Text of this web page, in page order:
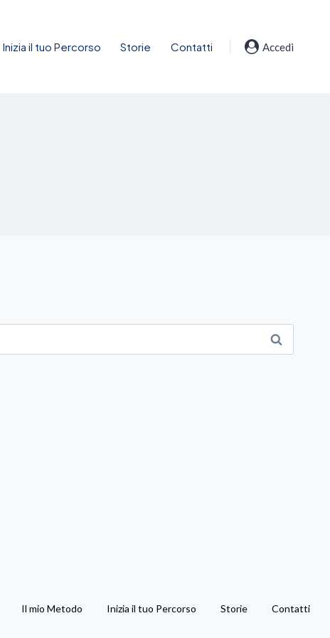
Inizia il tuo Percorso Storie Contatti Accedi
Il mio Metodo Inizia il tuo Percorso Storie Contatti